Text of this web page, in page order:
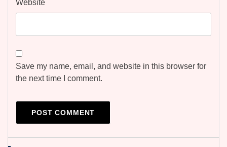
Website
Save my name, email, and website in this browser for
the next time I comment.